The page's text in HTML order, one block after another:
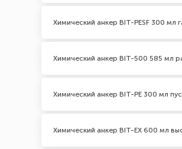
Химический анкер BIT-PESF 300 мл
Химический анкер BIT-500 585 мл
Химический анкер BIT-PE 300 мл
Химический анкер BIT-EX 600 мл